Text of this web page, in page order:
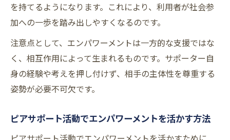
を持てるようになります。これにより、利用者が社会参
加への一歩を踏み出しやすくなるのです。
注意点として、エンパワーメントは一方的な支援ではな
く、相互作用によって生まれるものです。サポーター自
身の経験や考えを押し付けず、相手の主体性を尊重する
姿勢が必要不可欠です。
ピアサポート活動でエンパワーメントを活かす方法